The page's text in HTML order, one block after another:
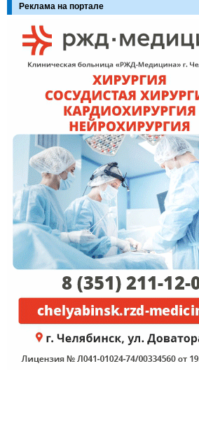
Реклама на портале